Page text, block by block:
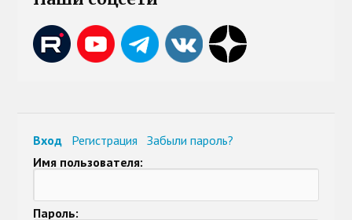
Вход Регистрация
Забыли пароль?
Имя пользователя:
Пароль: